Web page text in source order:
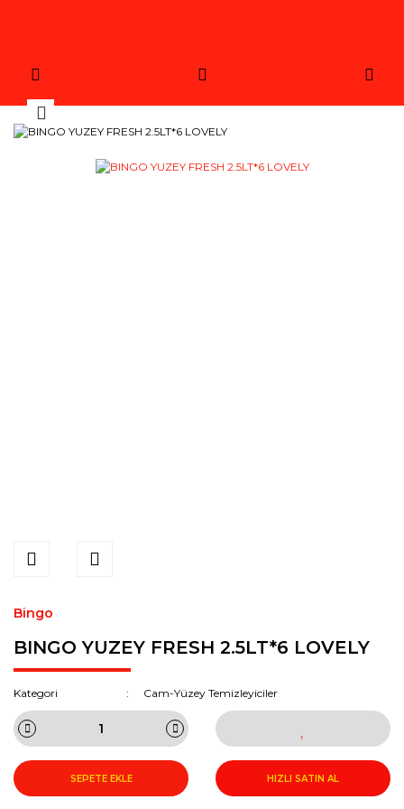
Bingo
BINGO YUZEY FRESH 2.5LT*6 LOVELY
Kategori Cam-Yüzey Temizleyiciler
SEPETE EKLE HIZLI SATIN AL